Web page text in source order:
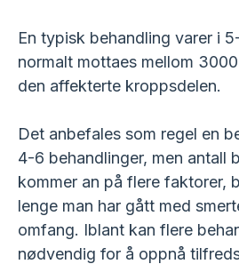
En typisk behandling varer i
normalt mottaes mellom
den affekterte kroppsdelen.
Det anbefales som regel en
4-6 behandlinger, men antall
kommer an på flere faktorer,
lenge man har gått med
omfang. Iblant kan flere
nødvendig for å oppnå